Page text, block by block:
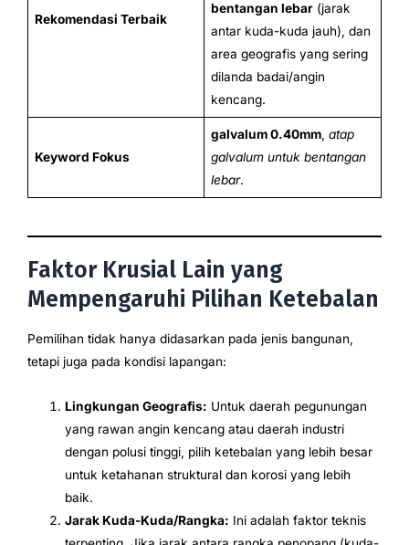
Rekomendasi Terbaik
bentangan lebar(jarak
antar kuda-kuda jauh), dan
area geografis yang sering
dilanda badai/angin
kencang.
Keyword Fokus
galvalum 0.40mm, atap
galvalum untuk bentangan
lebar.
Faktor Krusial Lain yang
Mempengaruhi Pilihan Ketebalan
Pemilihan tidak hanya didasarkan pada jenis bangunan,
tetapi juga pada kondisi lapangan:
Lingkungan Geografis: Untuk daerah pegunungan
yang rawan angin kencang atau daerah industri
dengan polusi tinggi, pilih ketebalan yang lebih besar
untuk ketahanan struktural dan korosi yang lebih
baik.
Jarak Kuda-Kuda/Rangka: Ini adalah faktor teknis